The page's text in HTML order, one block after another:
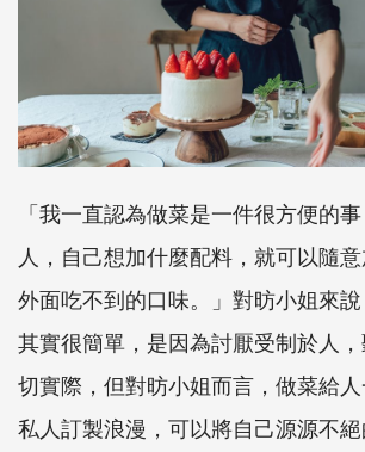
「我一直認為做菜是一件很方便的
人，自己想加什麼配料，就可以隨
外面吃不到的口味。」對昉小姐來
其實很簡單，是因為討厭受制於人
切實際，但對昉小姐而言，做菜給
私人訂製浪漫，可以將自己源源不